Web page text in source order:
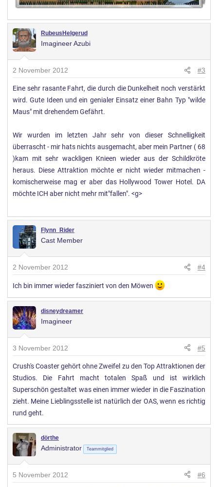
RubeusHelgerud
Imagineer Azubi
2 November 2012 #3
Eine sehr rasante Fahrt, die durch die Dunkelheit noch verstärkt
wird. Gute Ideen und ein genialer Einsatz einer Bahn Typ "wilde
Maus" mit drehendem Gefährt.
Wir wurden im letzten Jahr sehr von dieser Schnelligkeit
überrascht - mir hats nichts ausgemacht, aber mein Partner ( 68
)kam mit sehr wackligen Knieen wieder aus der Schildkröte
heraus. Diese Attraktion möchte er nicht wieder mitmachen -
komischerweise mag er aber das Hollywood Tower Hotel. DA
möchte ICH aber nicht mehr mit"fallen". <g>
Flynn_Rider
Cast Member
2 November 2012 #4
Ich bin immer wieder fasziniert von den Möwen
disneydreamer
Imagineer
3 November 2012 #5
Crush's Coaster gehört ohne Zweifel zu den Top Attraktionen der
Studios. Die Fahrt macht totalen Spaß und ist wirklich
Superschön gestaltet was einen immer wieder in die Faszination
zieht. Meine Lieblingsstelle ist natürlich der OAS, wenn es richtig
rund geht.
dörthe
Administrator Teammitglied
5 November 2012 #6